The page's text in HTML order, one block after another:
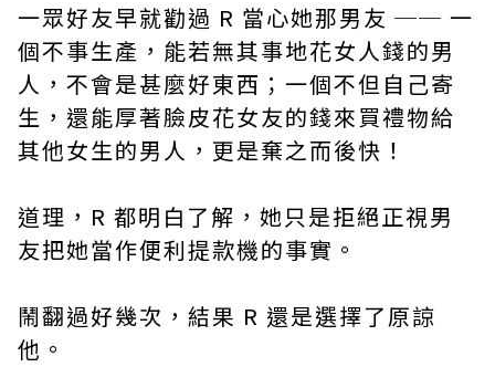
一眾好友早就勸過 R 當心她那男友 ── 一
個不事生產，能若無其事地花女人錢的男
人，不會是甚麼好東西；一個不但自己寄
生，還能厚著臉皮花女友的錢來買禮物給
其他女生的男人，更是棄之而後快！
道理，R 都明白了解，她只是拒絕正視男
友把她當作便利提款機的事實。
鬧翻過好幾次，結果 R 還是選擇了原諒
他。